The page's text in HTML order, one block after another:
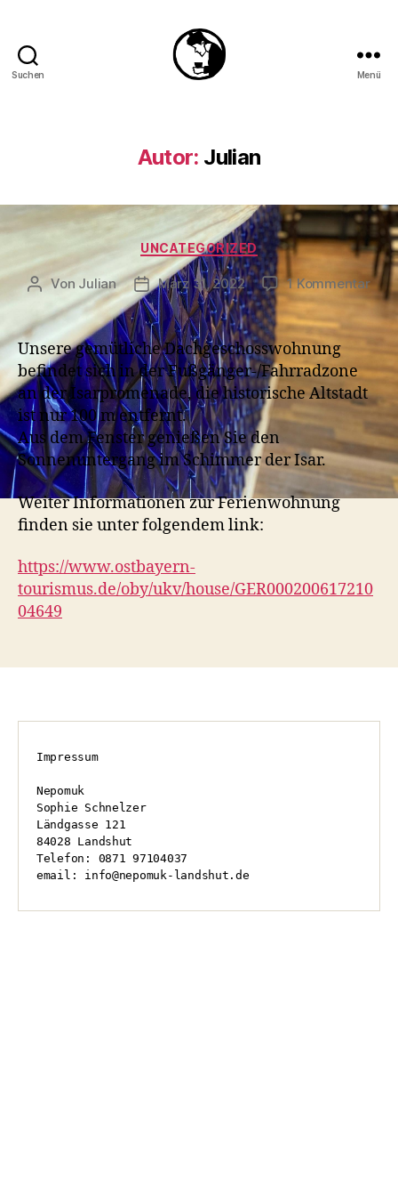
Suchen Menü
Autor: Julian
Kategorien
UNCATEGORIZED
Beitragsautor
Von Julian Veröffentlichungsdatum
März 31, 2022 1 Kommentarzu
Unsere gemütliche Dachgeschosswohnung
befindet sich in der Fußgänger-/Fahrradzone
an der Isarpromenade, die historische Altstadt
ist nur 100 m entfernt.
Aus dem Fenster genießen Sie den
Sonnenuntergang im Schimmer der Isar.
Weiter Informationen zur Ferienwohnung
finden sie unter folgendem link:
https://www.ostbayern-
tourismus.de/oby/ukv/house/GER000200617210
04649
Impressum
Nepomuk
Sophie Schnelzer
Ländgasse 121
84028 Landshut
Telefon: 0871 97104037
email: info@nepomuk-landshut.de